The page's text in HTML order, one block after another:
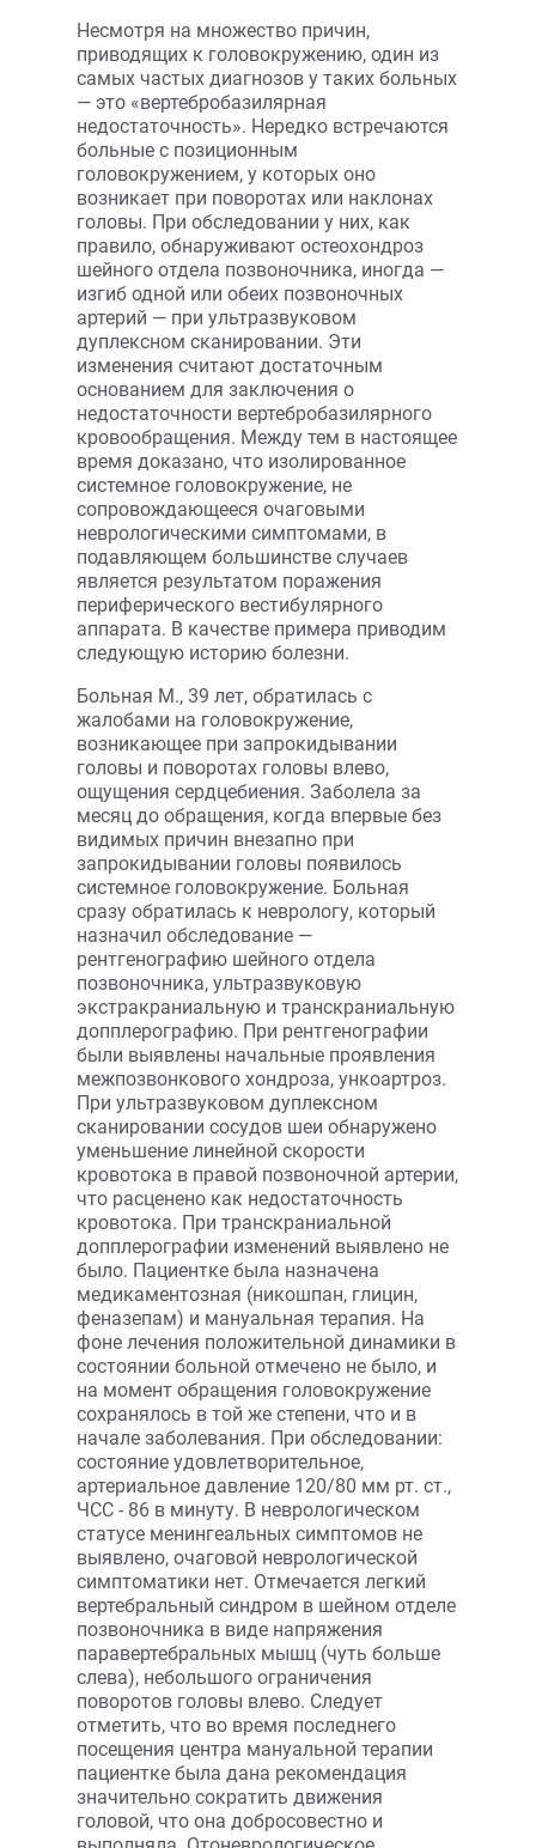
Несмотря на множество причин,
приводящих к головокружению, один из
самых частых диагнозов у таких больных
— это «вертебробазилярная
недостаточность». Нередко встречаются
больные с позиционным
головокружением, у которых оно
возникает при поворотах или наклонах
головы. При обследовании у них, как
правило, обнаруживают остеохондроз
шейного отдела позвоночника, иногда —
изгиб одной или обеих позвоночных
артерий — при ультразвуковом
дуплексном сканировании. Эти
изменения считают достаточным
основанием для заключения о
недостаточности вертебробазилярного
кровообращения. Между тем в настоящее
время доказано, что изолированное
системное головокружение, не
сопровождающееся очаговыми
неврологическими симптомами, в
подавляющем большинстве случаев
является результатом поражения
периферического вестибулярного
аппарата. В качестве примера приводим
следующую историю болезни.
Больная М., 39 лет, обратилась с
жалобами на головокружение,
возникающее при запрокидывании
головы и поворотах головы влево,
ощущения сердцебиения. Заболела за
месяц до обращения, когда впервые без
видимых причин внезапно при
запрокидывании головы появилось
системное головокружение. Больная
сразу обратилась к неврологу, который
назначил обследование —
рентгенографию шейного отдела
позвоночника, ультразвуковую
экстракраниальную и транскраниальную
допплерографию. При рентгенографии
были выявлены начальные проявления
межпозвонкового хондроза, ункоартроз.
При ультразвуковом дуплексном
сканировании сосудов шеи обнаружено
уменьшение линейной скорости
кровотока в правой позвоночной артерии,
что расценено как недостаточность
кровотока. При транскраниальной
допплерографии изменений выявлено не
было. Пациентке была назначена
медикаментозная (никошпан, глицин,
феназепам) и мануальная терапия. На
фоне лечения положительной динамики в
состоянии больной отмечено не было, и
на момент обращения головокружение
сохранялось в той же степени, что и в
начале заболевания. При обследовании:
состояние удовлетворительное,
артериальное давление 120/80 мм рт. ст.,
ЧСС - 86 в минуту. В неврологическом
статусе менингеальных симптомов не
выявлено, очаговой неврологической
симптоматики нет. Отмечается легкий
вертебральный синдром в шейном отделе
позвоночника в виде напряжения
паравертебральных мышц (чуть больше
слева), небольшого ограничения
поворотов головы влево. Следует
отметить, что во время последнего
посещения центра мануальной терапии
пациентке была дана рекомендация
значительно сократить движения
головой, что она добросовестно и